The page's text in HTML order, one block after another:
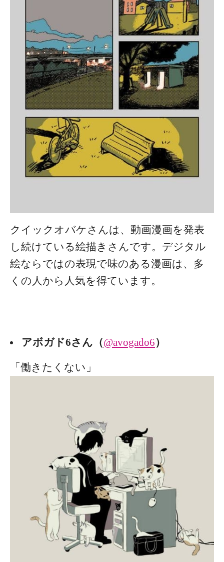
クイックオバケさんは、動画漫画を発表
し続けている絵描きさんです。デジタル
絵ならではの表現で味のある漫画は、多
くの人から人気を得ています。
アボガド6さん（@avogado6）
「働きたくない」